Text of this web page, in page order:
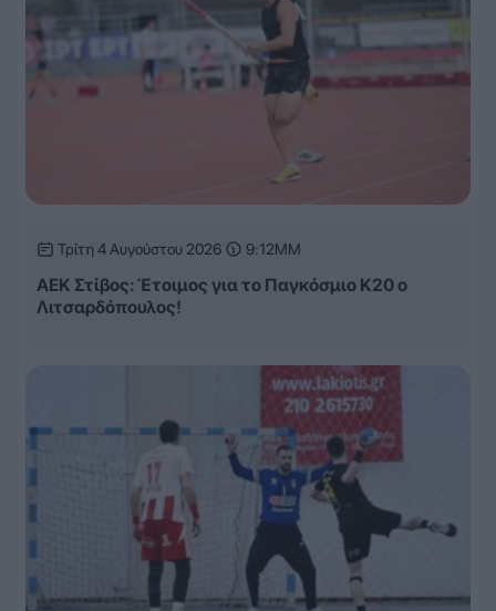
Τρίτη 4 Αυγούστου 2026 9:12ΜΜ
ΑΕΚ Στίβος: Έτοιμος για το Παγκόσμιο Κ20 ο
Λιτσαρδόπουλος!